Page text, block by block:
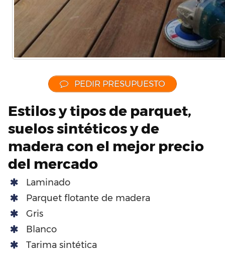
PEDIR PRESUPUESTO
Estilos y tipos de parquet,
suelos sintéticos y de
madera con el mejor precio
del mercado
Laminado
Parquet flotante de madera
Gris
Blanco
Tarima sintética